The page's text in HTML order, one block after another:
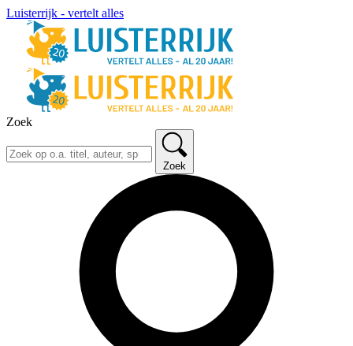
Luisterrijk - vertelt alles
Zoek
Zoek